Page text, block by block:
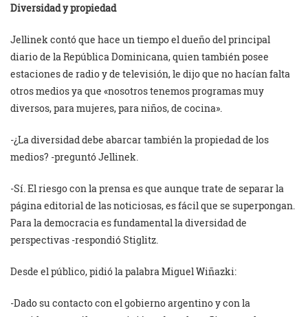
Diversidad y propiedad
Jellinek contó que hace un tiempo el dueño del principal
diario de la República Dominicana, quien también posee
estaciones de radio y de televisión, le dijo que no hacían falta
otros medios ya que «nosotros tenemos programas muy
diversos, para mujeres, para niños, de cocina».
-¿La diversidad debe abarcar también la propiedad de los
medios? -preguntó Jellinek.
-Sí. El riesgo con la prensa es que aunque trate de separar la
página editorial de las noticiosas, es fácil que se superpongan.
Para la democracia es fundamental la diversidad de
perspectivas -respondió Stiglitz.
Desde el público, pidió la palabra Miguel Wiñazki:
-Dado su contacto con el gobierno argentino y con la